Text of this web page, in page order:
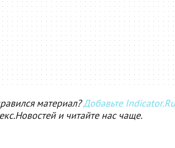
материал?Добавьте Indicator.Ru
и читайте нас чаще.